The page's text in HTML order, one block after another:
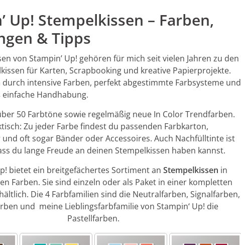
Up! Stempelkissen – Farben,
& Tipps
von Stampin’ Up! gehören für mich seit vielen Jahren zu den
für Karten, Scrapbooking und kreative Papierprojekte.
durch intensive Farben, perfekt abgestimmte Farbsysteme und
Handhabung.
50 Farbtöne sowie regelmäßig neue In Color Trendfarben.
Zu jeder Farbe findest du passenden Farbkarton,
oft sogar Bänder oder Accessoires. Auch Nachfülltinte ist
du lange Freude an deinen Stempelkissen haben kannst.
bietet ein breitgefächertes Sortiment anStempelkissen in
Farben. Sie sind einzeln oder als Paket in einer kompletten
Die 4 Farbfamilien sind die Neutralfarben, Signalfarben,
und meine Lieblingsfarbfamilie von Stampin‘ Up! die
Pastellfarben.